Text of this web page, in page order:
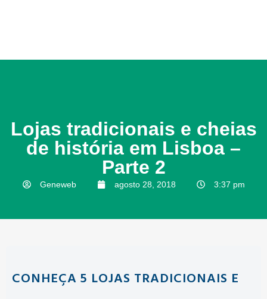
Lojas tradicionais e cheias
de história em Lisboa –
Parte 2
Geneweb agosto 28, 2018 3:37 pm
CONHEÇA 5 LOJAS TRADICIONAIS E